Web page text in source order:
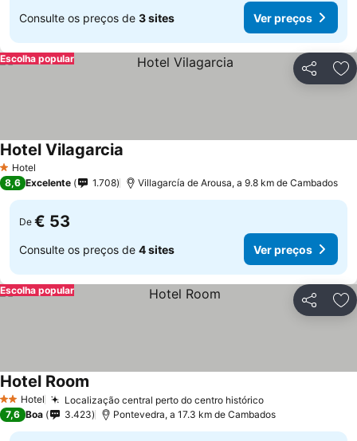
Consulte os preços de 3 sites Ver preços
Partilhar
Escolha popular
1 Estrelas
Hotel
Hotel Vilagarcia
8,6 Excelente 1.708 Villagarcía de Arousa, a 9.8 km de Cambados
De € 53
Consulte os preços de 4 sites Ver preços
Partilhar
Escolha popular
2 Estrelas
Hotel Localização central perto do centro histórico
Hotel Room
7,6 Boa 3.423 Pontevedra, a 17.3 km de Cambados